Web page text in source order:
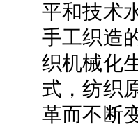
平和技术
手工织造
织机械化
式，纺织
革而不断